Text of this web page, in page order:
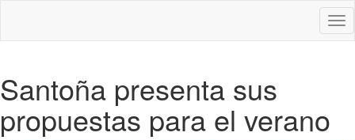
Santoña presenta sus
propuestas para el verano